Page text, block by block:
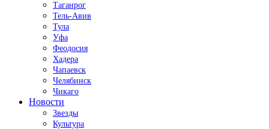
Таганрог
Тель-Авив
Тула
Уфа
Феодосия
Хадера
Чапаевск
Челябинск
Чикаго
Новости
Звезды
Культура